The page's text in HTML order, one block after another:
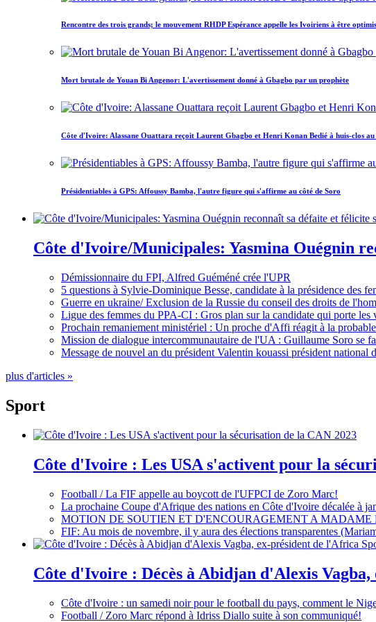
Rencontre des trois grands; le mouvement RHDP Espérance appelle les Ivoiriens à être
Mort brutale de Youan Bi Angenor: L'avertissement donné à Gbagbo par un prophète
Côte d'Ivoire: Alassane Ouattara reçoit Laurent Gbagbo et Henri Konan Bedié à huis-clos au
Présidentiables à GPS: Affoussy Bamba, l'autre figure qui s'affirme au côté de Soro
Côte d'Ivoire/Municipales: Yasmina Ouégnin
Démissionnaire du FPI, Alfred Guéméné crée l'UPR
5 questions à Sylvie-Dominique Besse, candidate à la présidence des
Guerre en ukraine/ Exclusion de la Russie du conseil des droits de
Ligue des femmes du PPA-CI : Gros plan sur la candidate qui porte les
Prochain remaniement ministériel : Un proche d'Affi réagit à la
Mission de dialogue intercommunautaire de l'UA : Guillaume Soro se
Message de nouvel an du président Valentin kouassi président national
plus d'articles »
Sport
Côte d'Ivoire : Les USA s'activent pour la
Football / La FIF appelle au boycott de l'UFPCI de Zoro Marc!
La prochaine Coupe d'Afrique des nations en Côte d'Ivoire décalée à
MOTION DE SOUTIEN ET D'ENCOURAGEMENT A
FIF: Au mois de novembre, il y aura des élections transparentes
Côte d'Ivoire : Décès à Abidjan d'Alexis
Côte d'Ivoire : un samedi noir pour le football du pays, comment le
Football / Zoro Marc répond à Idriss Diallo suite à son communiqué!